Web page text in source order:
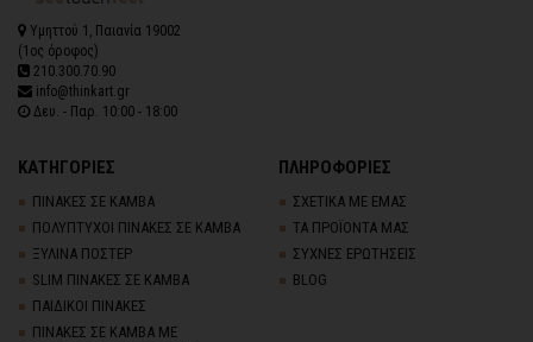
Υμηττού 1, Παιανία 19002
(1ος όροφος)
210.300.70.90
info@thinkart.gr
Δευ. - Παρ. 10:00 - 18:00
ΚΑΤΗΓΟΡΙΕΣ
ΠΙΝΑΚΕΣ ΣΕ ΚΑΜΒΑ
ΠΟΛΥΠΤΥΧΟΙ ΠΙΝΑΚΕΣ ΣΕ ΚΑΜΒΑ
ΞΥΛΙΝΑ ΠΟΣΤΕΡ
SLIM ΠΙΝΑΚΕΣ ΣΕ ΚΑΜΒΑ
ΠΑΙΔΙΚΟΙ ΠΙΝΑΚΕΣ
ΠΙΝΑΚΕΣ ΣΕ ΚΑΜΒΑ ΜΕ
ΠΛΗΡΟΦΟΡΙΕΣ
ΣΧΕΤΙΚΑ ΜΕ ΕΜΑΣ
ΤΑ ΠΡΟΪΟΝΤΑ ΜΑΣ
ΣΥΧΝΕΣ ΕΡΩΤΗΣΕΙΣ
BLOG